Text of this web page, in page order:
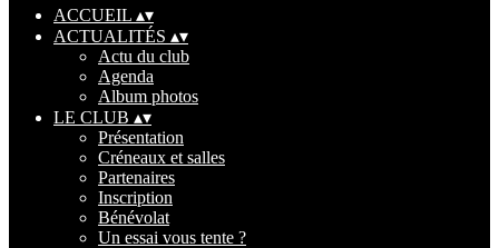
ACCUEIL ▴▾
ACTUALITÉS ▴▾
Actu du club
Agenda
Album photos
LE CLUB ▴▾
Présentation
Créneaux et salles
Partenaires
Inscription
Bénévolat
Un essai vous tente ?